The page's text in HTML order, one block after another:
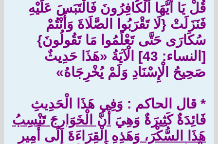
قُلْ يَا أَيُّهَا الْكَافِرُونَ فَالْتَبَسَ عَلَيْهِ
فَنَزَلَتْ {لَا تَقْرَبُوا الصَّلَاةَ وَأَنْتُمْ
سُكَارَى حَتَّى تَعْلَمُوا مَا تَقُولُونَ}
[النساء: 43] الْآيَةُ «هَذَا حَدِيثٌ
صَحِيحُ الْإِسْنَادِ وَلَمْ يُخْرِجَاهُ»
* قال الحاكم : وَفِي هَذَا الْحَدِيثِ
فَائِدَةٌ كَثِيرَةٌ وَهِيَ أَنَّ الْخَوَارِجَ تَنْسِبُ
هَذَا السُّكْرَ، وَهَذِهِ الْقِرَاءَةَ إِلَى أَمِيرِ